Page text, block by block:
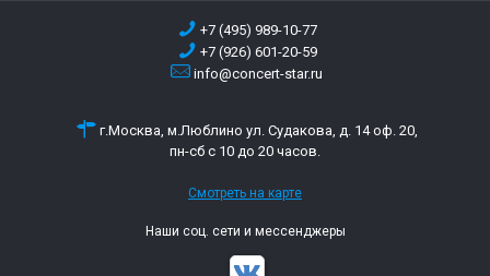
+7 (495) 989-10-77
+7 (926) 601-20-59
info@concert-star.ru
г.Москва, м.Люблино ул. Судакова, д. 14 оф. 20,
пн-сб с 10 до 20 часов.
Смотреть на карте
Наши соц. сети и мессенджеры